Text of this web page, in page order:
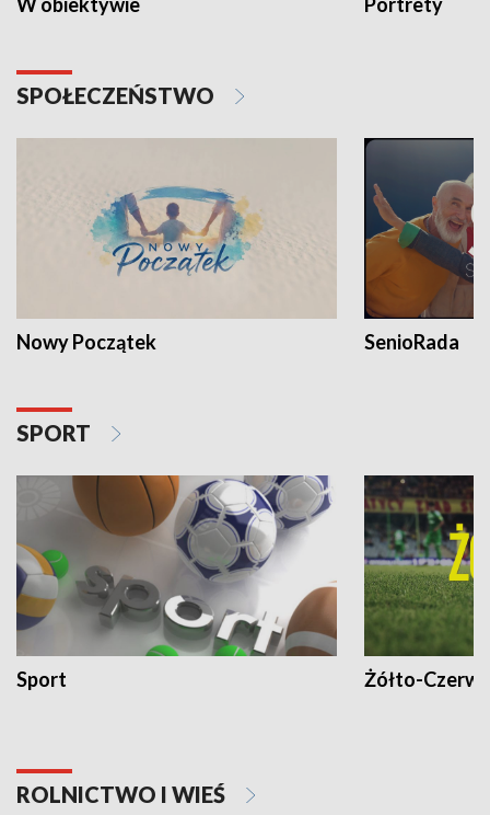
SPOŁECZEŃSTWO
Nowy Początek SenioRada
SPORT
Sport Żółto-
ROLNICTWO I WIEŚ